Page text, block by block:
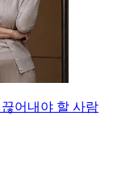
어내야 할 사람